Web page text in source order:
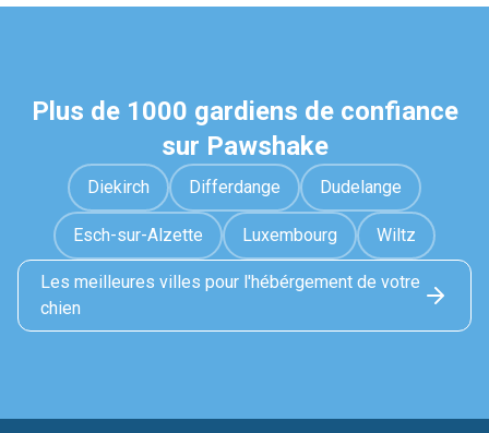
Plus de 1000 gardiens de confiance
sur Pawshake
Diekirch Differdange Dudelange
Esch-sur-Alzette Luxembourg Wiltz
Les meilleures villes pour l'hébérgement de votre
chien